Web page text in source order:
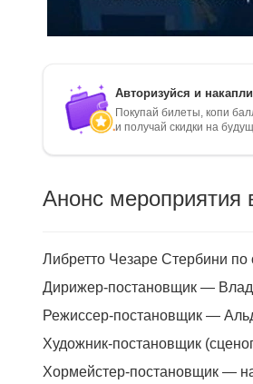
Авторизуйся и
Покупай билеты, копи
и получай скидки на
Анонс мероприятия
Либретто Чезаре Стербини
Дирижер-постановщик —
Режиссер-постановщик —
Художник-постановщик
Хормейстер-постановщик —